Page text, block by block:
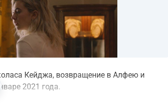
Кейджа, возвращение в Алфею и
2021 года.